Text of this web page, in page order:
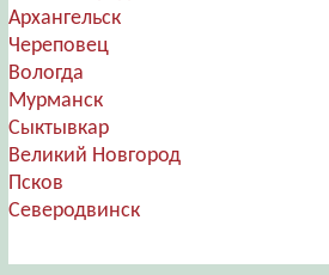
Архангельск
Череповец
Вологда
Мурманск
Сыктывкар
Великий Новгород
Псков
Северодвинск